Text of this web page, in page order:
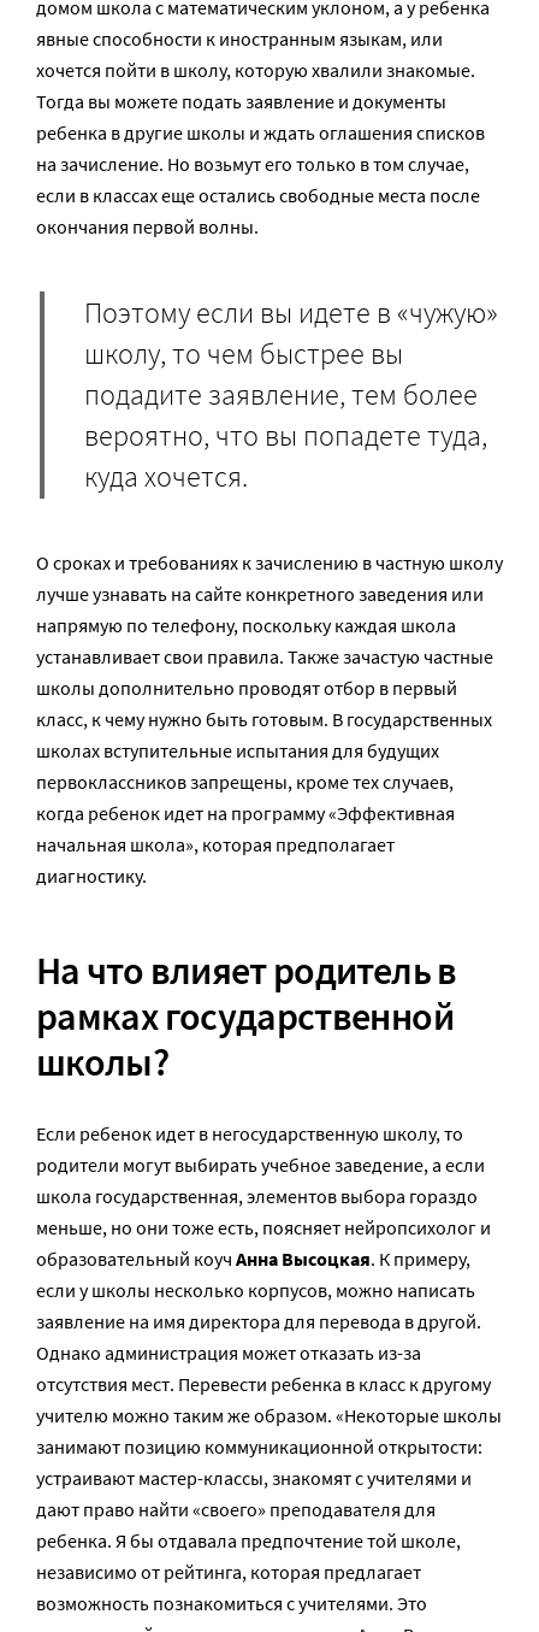
домом школа с математическим уклоном, а у ребенка
явные способности к иностранным языкам, или
хочется пойти в школу, которую хвалили знакомые.
Тогда вы можете подать заявление и документы
ребенка в другие школы и ждать оглашения списков
на зачисление. Но возьмут его только в том случае,
если в классах еще остались свободные места после
окончания первой волны.
Поэтому если вы идете в «чужую»
школу, то чем быстрее вы
подадите заявление, тем более
вероятно, что вы попадете туда,
куда хочется.
О сроках и требованиях к зачислению в частную школу
лучше узнавать на сайте конкретного заведения или
напрямую по телефону, поскольку каждая школа
устанавливает свои правила. Также зачастую частные
школы дополнительно проводят отбор в первый
класс, к чему нужно быть готовым. В государственных
школах вступительные испытания для будущих
первоклассников запрещены, кроме тех случаев,
когда ребенок идет на программу «Эффективная
начальная школа», которая предполагает
диагностику.
На что влияет родитель в
рамках государственной
школы?
Если ребенок идет в негосударственную школу, то
родители могут выбирать учебное заведение, а если
школа государственная, элементов выбора гораздо
меньше, но они тоже есть, поясняет нейропсихолог и
образовательный коуч Анна Высоцкая. К примеру,
если у школы несколько корпусов, можно написать
заявление на имя директора для перевода в другой.
Однако администрация может отказать из-за
отсутствия мест. Перевести ребенка в класс к другому
учителю можно таким же образом. «Некоторые школы
занимают позицию коммуникационной открытости:
устраивают мастер-классы, знакомят с учителями и
дают право найти «своего» преподавателя для
ребенка. Я бы отдавала предпочтение той школе,
независимо от рейтинга, которая предлагает
возможность познакомиться с учителями. Это